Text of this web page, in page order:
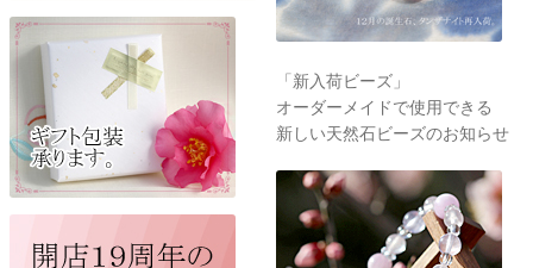
「新入荷ビーズ」
オーダーメイドで使用できる
新しい天然石ビーズのお知らせ